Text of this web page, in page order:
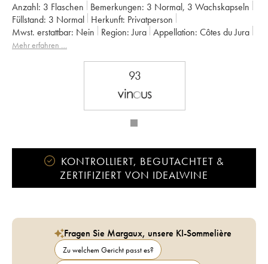
Anzahl: 3 Flaschen Bemerkungen: 3 Normal, 3 Wachskapseln
Füllstand: 3 Normal Herkunft:
privatperson
Mwst. erstattbar:
nein Region: Jura Appellation:
Côtes du Jura
Eigentümer:
Bénédicte et Stéphane Tissot
Mehr erfahren …
93
KONTROLLIERT, BEGUTACHTET &
ZERTIFIZIERT VON IDEALWINE
Fragen Sie Margaux, unsere KI-Sommelière
Zu welchem Gericht passt es?